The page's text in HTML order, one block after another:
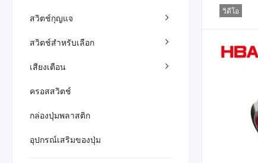
สวิตช์กุญแจ
สวิตช์สำหรับเลือก
เสียงเตือน
ครอสสวิตช์
กล่องปุ่มพลาสติก
อุปกรณ์เสริมของปุ่ม
วิดีโอ